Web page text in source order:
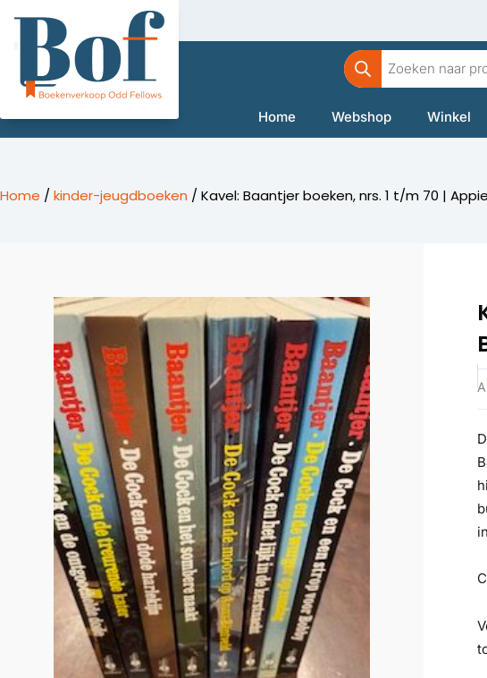
inhoud
Producten
zoeken
Home Webshop Winkel
Home / kinder-jeugdboeken / Kavel: Baantjer boeken, nrs. 1 t/m 70 |